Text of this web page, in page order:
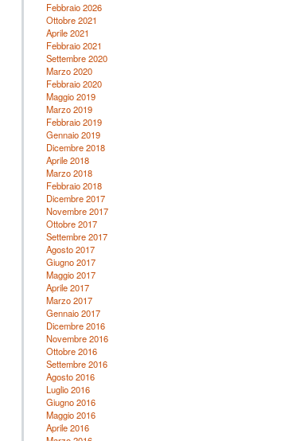
Febbraio 2026
Ottobre 2021
Aprile 2021
Febbraio 2021
Settembre 2020
Marzo 2020
Febbraio 2020
Maggio 2019
Marzo 2019
Febbraio 2019
Gennaio 2019
Dicembre 2018
Aprile 2018
Marzo 2018
Febbraio 2018
Dicembre 2017
Novembre 2017
Ottobre 2017
Settembre 2017
Agosto 2017
Giugno 2017
Maggio 2017
Aprile 2017
Marzo 2017
Gennaio 2017
Dicembre 2016
Novembre 2016
Ottobre 2016
Settembre 2016
Agosto 2016
Luglio 2016
Giugno 2016
Maggio 2016
Aprile 2016